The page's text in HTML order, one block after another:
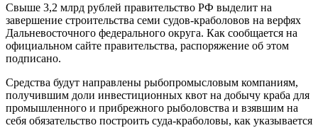
Свыше 3,2 млрд рублей правительство РФ выделит на
завершение строительства семи судов-краболовов на верфях
Дальневосточного федерального округа. Как сообщается на
официальном сайте правительства, распоряжение об этом
подписано.
Средства будут направлены рыбопромысловым компаниям,
получившим доли инвестиционных квот на добычу краба для
промышленного и прибрежного рыболовства и взявшим на
себя обязательство построить суда-краболовы, как указывается